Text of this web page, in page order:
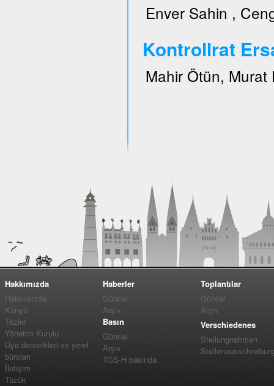
Enver Sahin ,
Kontrollrat
Mahir Ötün, Murat
Hakkımızda
Hakkımızda
Künye
Tezler
Yönetim Kurulu
Üye dernerkleri ve yerel
büroları
İletişim
Tüzük
Haberler
Güncel
Arşiv
Basın
Güncel
Arşiv
TGS-H basında
Toplantılar
Güncel
Arşiv
Verschiedenes
Stellungnahmen